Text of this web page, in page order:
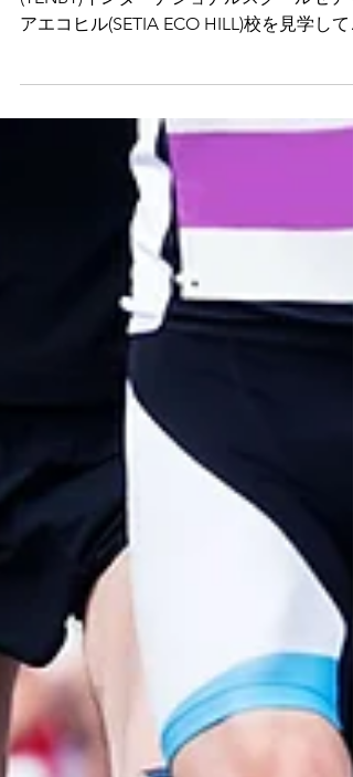
今回はクアラルンプール郊外にあるテンビ
6校あり（そのうち3校はKL近郊にありま
す）、セティアエコヒル(SETIA ECO HILL)
はKL近郊の校舎の中では一番割安な学費で
す。市内に近い学校がいいとのこだわりが
く、学費が割安で広い校舎の環境を求めた
ご家庭には穴場の学校です。英語力がまだ
い学生も検討してくれる学校です。Tenby
特有の英語サポートシステムも充実。